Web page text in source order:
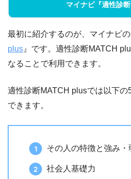
マイナビ『適性診断
最初に紹介するのが、マイナビ
plus 』です。適性診断MATCH
なることで利用できます。
適性診断MATCH plusでは以下
できます。
その人の特徴と強み・
社会人基礎力